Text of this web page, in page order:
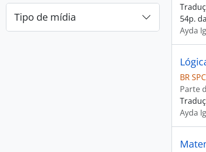
Tipo de mídia
54p.
Ayda
BR
Parte
Ayda